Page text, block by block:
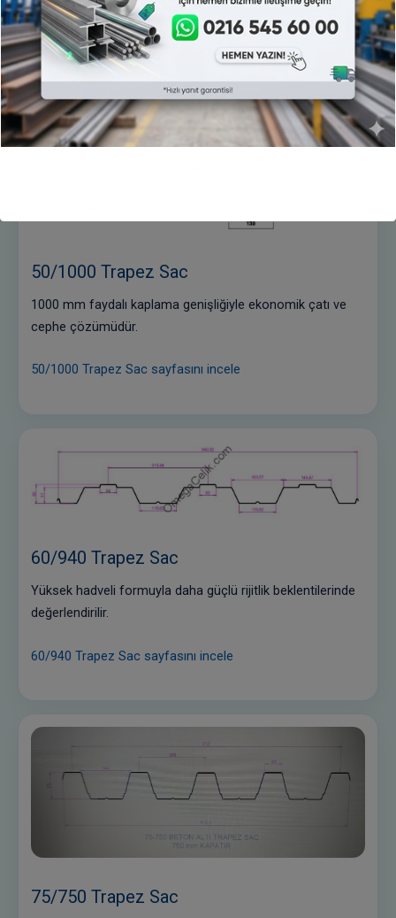
Yüksek hadve yapısıyla çatı ve endüstriyel kaplamalarda
kullanılır.
56/180 Trapez Sac sayfasını incele
50/1000 Trapez Sac
1000 mm faydalı kaplama genişliğiyle ekonomik çatı ve
cephe çözümüdür.
50/1000 Trapez Sac sayfasını incele
60/940 Trapez Sac
Yüksek hadveli formuyla daha güçlü rijitlik beklentilerinde
değerlendirilir.
60/940 Trapez Sac sayfasını incele
75/750 Trapez Sac